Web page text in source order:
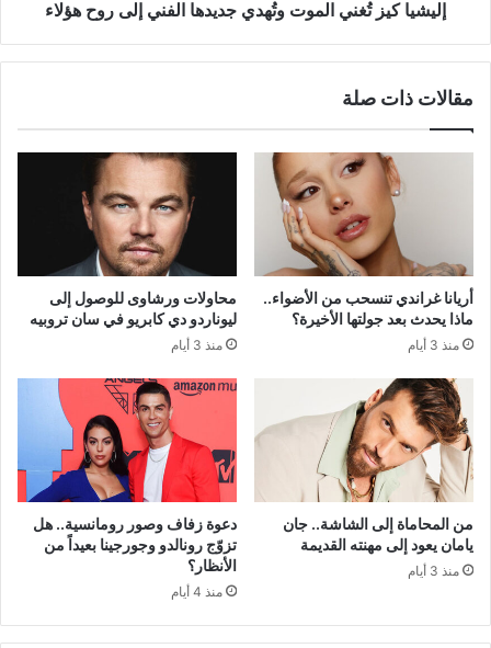
هؤلاءإليشيا كيز تُغني الموت وتُهدي جديدها الفني إلى روح هؤلاء
مقالات ذات صلة
أريانا غراندي تنسحب من الأضواء..
ماذا يحدث بعد جولتها الأخيرة؟
منذ 3 أيام
محاولات ورشاوى للوصول إلى
ليوناردو دي كابريو في سان تروبيه
منذ 3 أيام
من المحاماة إلى الشاشة.. جان
يامان يعود إلى مهنته القديمة
منذ 3 أيام
دعوة زفاف وصور رومانسية.. هل
تزوّج رونالدو وجورجينا بعيداً من
الأنظار؟
منذ 4 أيام